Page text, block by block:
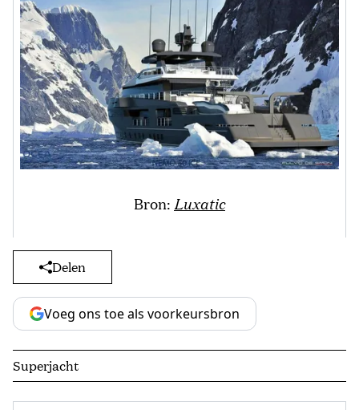
Bron: Luxatic
Delen
Voeg ons toe als voorkeursbron
Superjacht